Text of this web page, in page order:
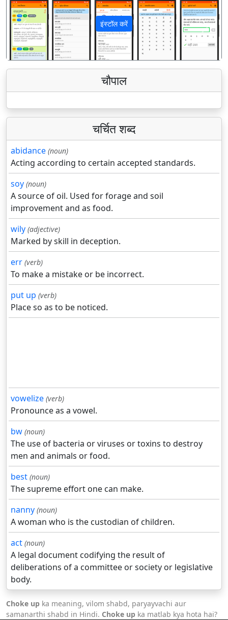
इंस्टॉल करें
पिछला अगला
चौपाल
चर्चित शब्द
abidance (noun)
Acting according to certain accepted standards.
soy (noun)
A source of oil. Used for forage and soil
improvement and as food.
wily (adjective)
Marked by skill in deception.
err (verb)
To make a mistake or be incorrect.
put up (verb)
Place so as to be noticed.
vowelize (verb)
Pronounce as a vowel.
bw (noun)
The use of bacteria or viruses or toxins to destroy
men and animals or food.
best (noun)
The supreme effort one can make.
nanny (noun)
A woman who is the custodian of children.
act (noun)
A legal document codifying the result of
deliberations of a committee or society or legislative
body.
Choke up ka meaning, vilom shabd, paryayvachi aur
samanarthi shabd in Hindi. Choke up ka matlab kya hota hai?